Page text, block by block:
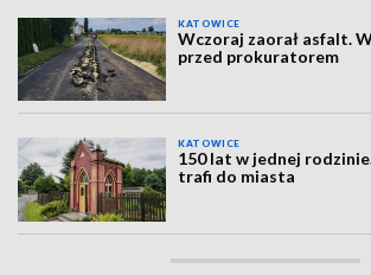
KATOWICE
Wczoraj zaorał asfalt.
przed prokuratorem
KATOWICE
150 lat w jednej
trafi do miasta